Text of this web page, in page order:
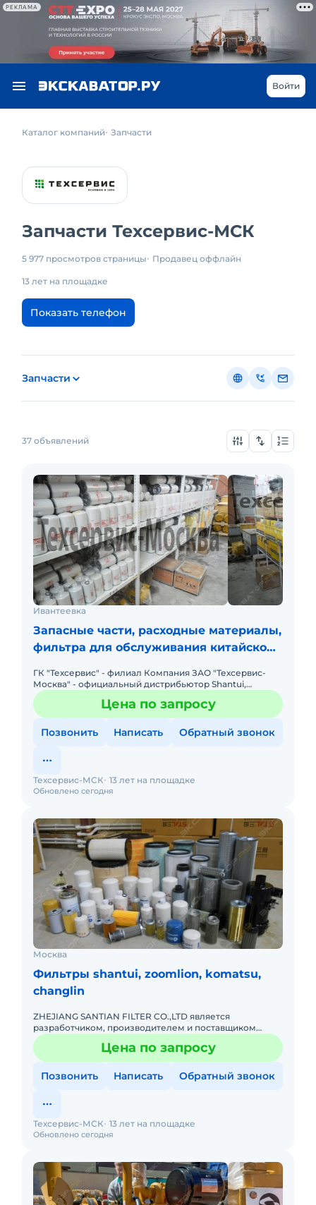
РЕКЛАМА
Войти
Каталог компаний Запчасти
Запчасти Техсервис-МСК
5 977 просмотров страницы Продавец оффлайн
13 лет на площадке
Показать телефон
Запчасти
37 объявлений
Ивантеевка
Запасные части, расходные материалы,
фильтра для обслуживания китайской
ГК "Техсервис" - филиал Компания ЗАО "Техсервис-
Москва" - официальный дистрибьютор Shantui,
Changlin, Zoomlion предлагает большой выбор
запасных частей, расходЦена по запросу
Позвонить Написать Обратный звонок
Обновлено сегодня
Техсервис-МСК 13 лет на площадке
Москва
Фильтры shantui, zoomlion, komatsu,
changlin
ZHEJIANG SANTIAN FILTER CO.,LTD является
разработчиком, производителем и поставщиком
фильтров в ряд крупных предприятий, а также
является членом китайской ассоц
Цена по запросу
Позвонить Написать Обратный звонок
Обновлено сегодня
Техсервис-МСК 13 лет на площадке